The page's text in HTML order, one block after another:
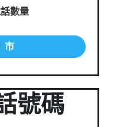
數量
號碼